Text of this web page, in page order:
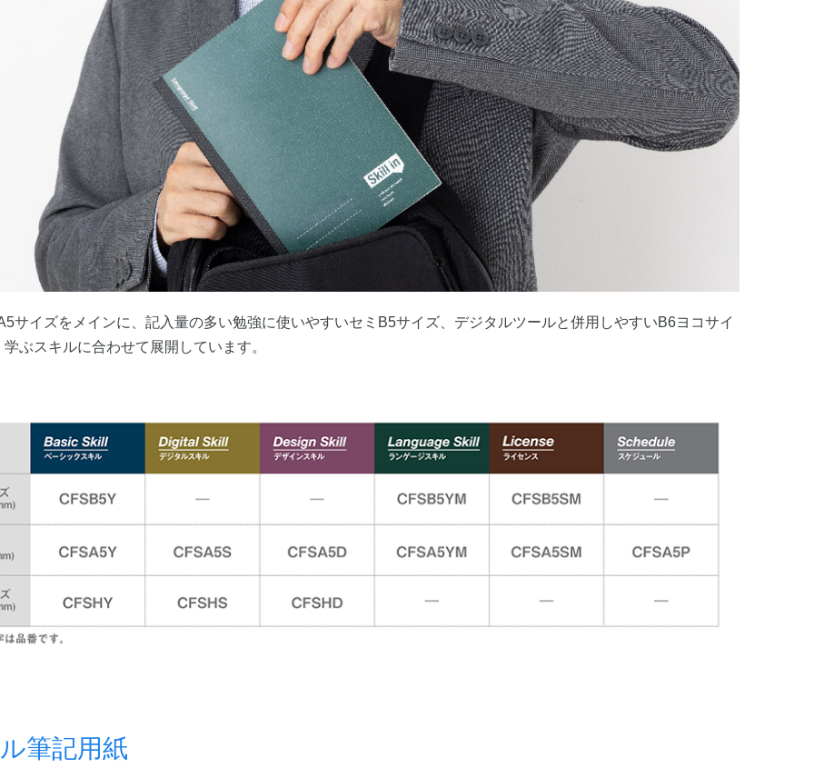
サイズをメインに、記入量の多い勉強に使いやすいセミB5サイズ、デジタルツールと併用しやすいB6ヨコサイ
ぶスキルに合わせて展開しています。
筆記用紙